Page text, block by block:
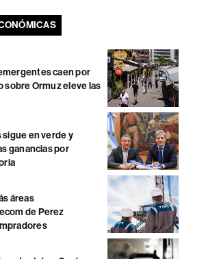
caen por
sobre Ormuz eleve las
en verde y
ganancias por
áreas
de Perez